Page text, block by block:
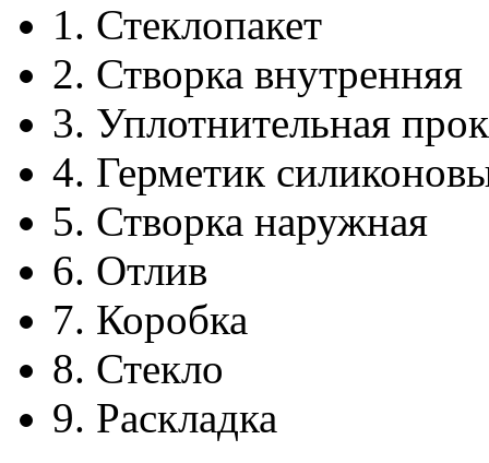
1. Стеклопакет
2. Створка внутренняя
3. Уплотнительная
4. Герметик
5. Створка наружная
6. Отлив
7. Коробка
8. Стекло
9. Раскладка